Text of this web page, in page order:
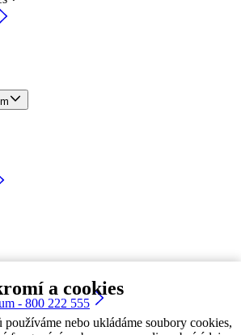
a cookies
nebo ukládáme soubory cookies,
- 800 222 555